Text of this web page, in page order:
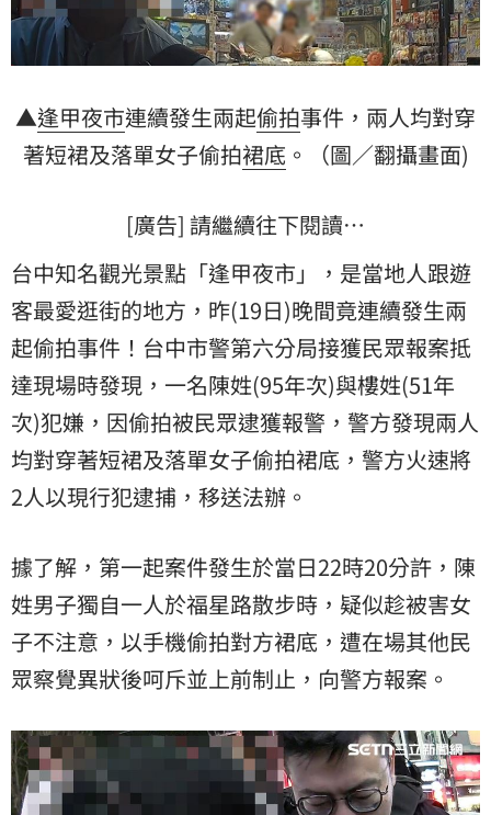
▲逢甲夜市連續發生兩起偷拍事件，兩人均對穿
著短裙及落單女子偷拍裙底 。（圖／翻攝畫面)
[廣告] 請繼續往下閱讀…
台中知名觀光景點「逢甲夜市」，是當地人跟遊
客最愛逛街的地方，昨(19日)晚間竟連續發生兩
起偷拍事件！台中市警第六分局接獲民眾報案抵
達現場時發現，一名陳姓(95年次)與樓姓(51年
次)犯嫌，因偷拍被民眾逮獲報警，警方發現兩人
均對穿著短裙及落單女子偷拍裙底，警方火速將
2人以現行犯逮捕，移送法辦。
據了解，第一起案件發生於當日22時20分許，陳
姓男子獨自一人於福星路散步時，疑似趁被害女
子不注意，以手機偷拍對方裙底，遭在場其他民
眾察覺異狀後呵斥並上前制止，向警方報案。